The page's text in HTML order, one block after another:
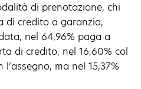
di prenotazione, chi
di credito a garanzia,
nel 64,96% paga a
di credito, nel 16,60% col
ma nel 15,37%